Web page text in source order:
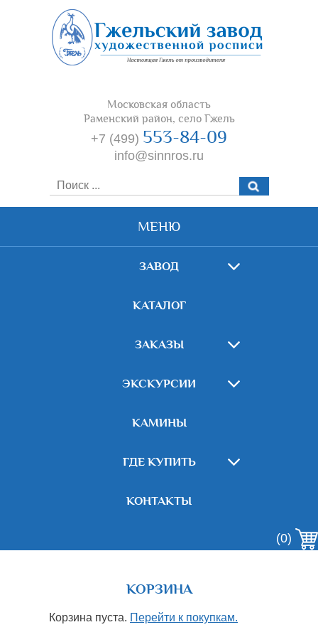
Московская область
Раменский район, село Гжель
+7 (499) 553-84-09
info@sinnros.ru
МЕНЮ
ЗАВОД
КАТАЛОГ
ЗАКАЗЫ
ЭКСКУРСИИ
КАМИНЫ
ГДЕ КУПИТЬ
КОНТАКТЫ
(0)
КОРЗИНА
Корзина пуста. Перейти к покупкам.